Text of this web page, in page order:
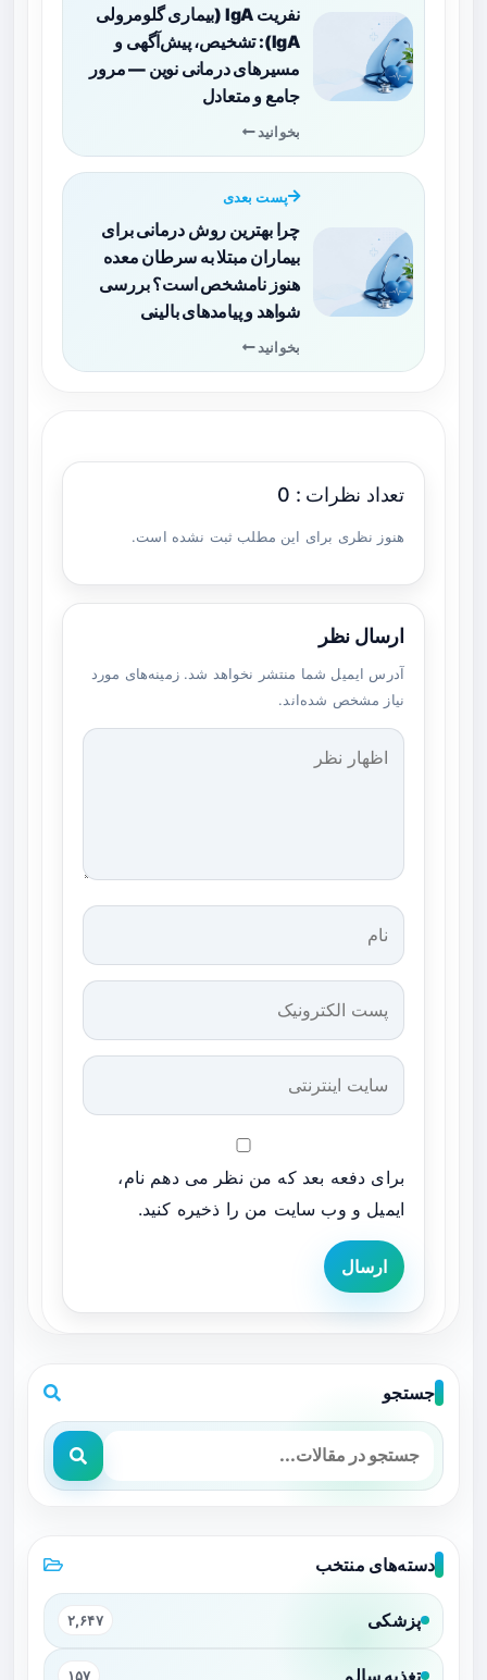
نفریت IgA (بیماری گلومرولی
IgA): تشخیص، پیش‌آگهی و
مسیرهای درمانی نوین — مرور
جامع و متعادل
بخوانید
پست بعدی
چرا بهترین روش درمانی برای
بیماران مبتلا به سرطان معده
هنوز نامشخص است؟ بررسی
شواهد و پیامدهای بالینی
بخوانید
تعداد نظرات : 0
هنوز نظری برای این مطلب ثبت نشده است.
ارسال نظر
آدرس ایمیل شما منتشر نخواهد شد. زمینه‌های مورد
نیاز مشخص شده‌اند.
برای دفعه بعد که من نظر می دهم نام،
ایمیل و وب سایت من را ذخیره کنید.
ارسال
جستجو
دسته‌های منتخب
پزشکی ۲,۶۴۷
تغذیه سالم ۱۵۷